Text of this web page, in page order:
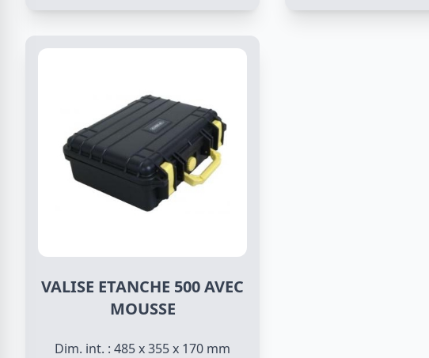
VALISE ETANCHE 500 AVEC
MOUSSE
Dim. int. : 485 x 355 x 170 mm